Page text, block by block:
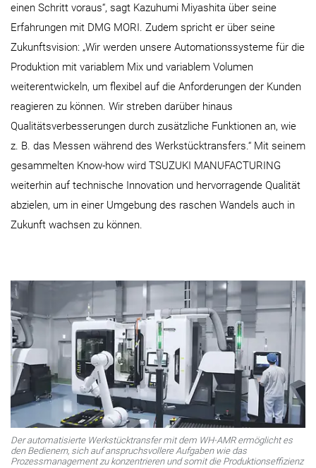
einen Schritt voraus“, sagt Kazuhumi Miyashita über seine
Erfahrungen mit DMG MORI. Zudem spricht er über seine
Zukunftsvision: „Wir werden unsere Automationssysteme für die
Produktion mit variablem Mix und variablem Volumen
weiterentwickeln, um flexibel auf die Anforderungen der Kunden
reagieren zu können. Wir streben darüber hinaus
Qualitätsverbesserungen durch zusätzliche Funktionen an, wie
z. B. das Messen während des Werkstücktransfers.“ Mit seinem
gesammelten Know-how wird TSUZUKI MANUFACTURING
weiterhin auf technische Innovation und hervorragende Qualität
abzielen, um in einer Umgebung des raschen Wandels auch in
Zukunft wachsen zu können.
Der automatisierte Werkstücktransfer mit dem WH-AMR ermöglicht es
den Bedienern, sich auf anspruchsvollere Aufgaben wie das
Prozessmanagement zu konzentrieren und somit die Produktionseffizienz